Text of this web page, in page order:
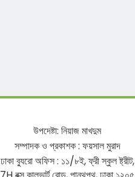
উপদেষ্টা: নিয়াজমাখদুম
সম্পাদকও প্রকাশক: ফয়সালমুরাদ
ঢাকাব্যুরোঅফিস: ১১/৮ই,ফ্রীস্কুলষ্ট্রীট,